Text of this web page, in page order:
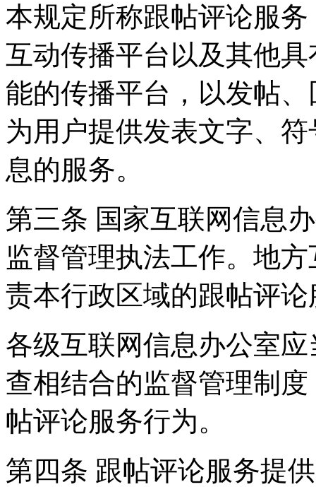
本规定所称跟帖评论服
互动传播平台以及其他
能的传播平台，以发帖
为用户提供发表文字、
息的服务。
第三条 国家互联网信息
监督管理执法工作。地
责本行政区域的跟帖评
各级互联网信息办公室
查相结合的监督管理制
帖评论服务行为。
第四条 跟帖评论服务提